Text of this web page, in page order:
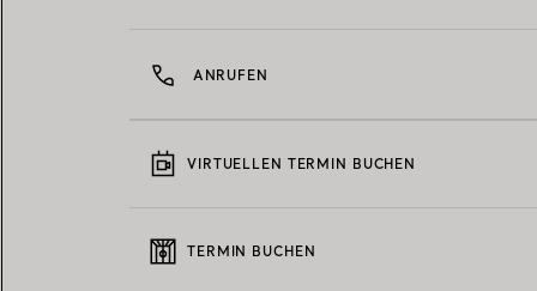
ANRUFEN
VIRTUELLEN TERMIN BUCHEN
TERMIN BUCHEN